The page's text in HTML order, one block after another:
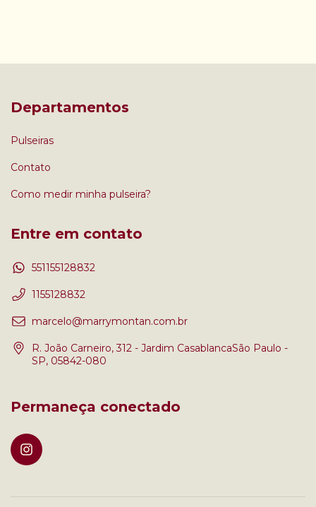
Departamentos
Pulseiras
Contato
Como medir minha pulseira?
Entre em contato
551155128832
1155128832
marcelo@marrymontan.com.br
R. João Carneiro, 312 - Jardim CasablancaSão Paulo -
SP, 05842-080
Permaneça conectado